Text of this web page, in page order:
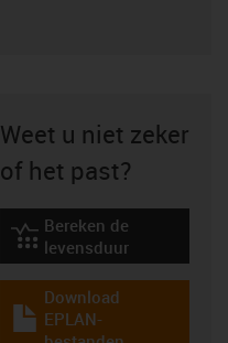
Weet u niet zeker
of het past?
igus-icon-lebensdauerrechner
Bereken de
levensduur
igus-icon-download-plan
Download
EPLAN-